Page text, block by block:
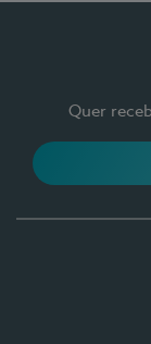
Quer